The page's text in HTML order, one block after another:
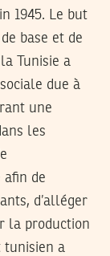
1945. Le but
base et de
Tunisie a
due à
une
les
afin de
d’alléger
la production
tunisien a